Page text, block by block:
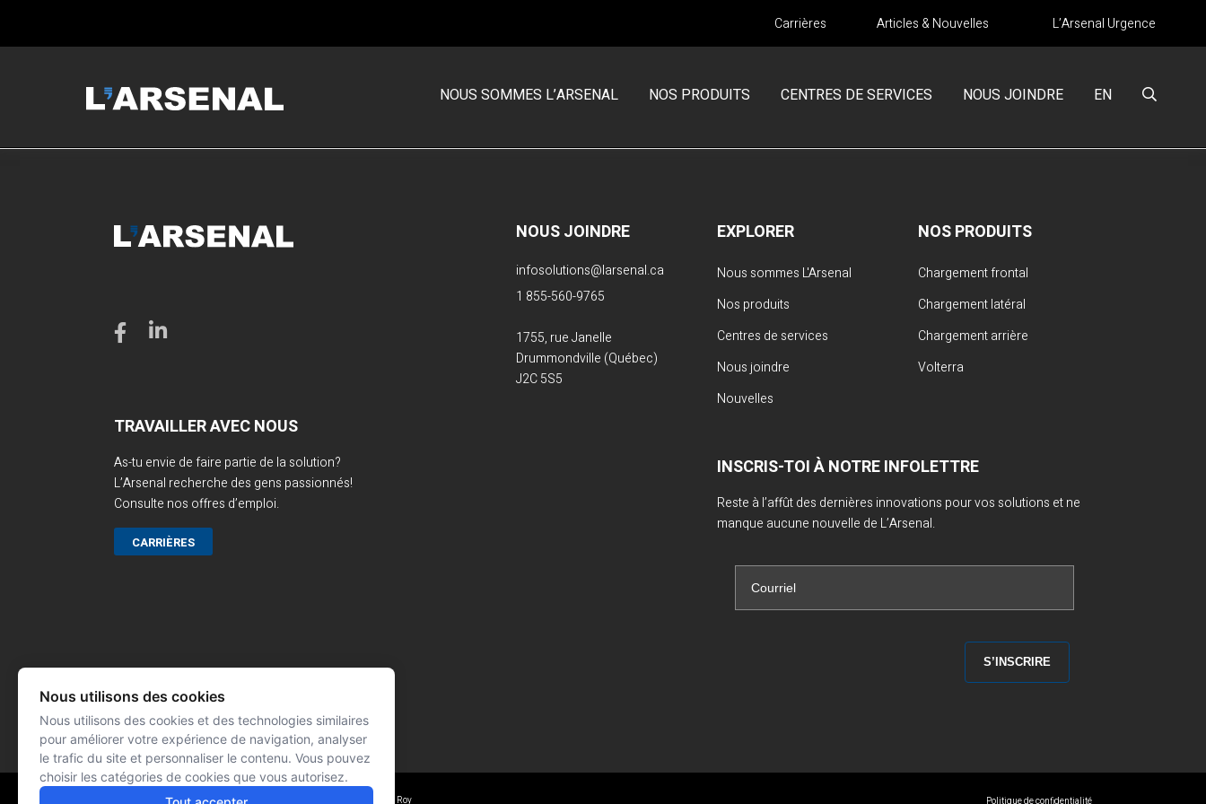
Carrières Articles & Nouvelles L’Arsenal Urgence
NOUS SOMMES L’ARSENAL NOS PRODUITS CENTRES DE SERVICES NOUS JOINDRE EN
Chargement latéral
Chargement arrière
Camions en inventaire neufs
SERVICE DES PIÈCES
TRAVAILLER AVEC NOUS
As-tu envie de faire partie de la solution?
L’Arsenal recherche des gens passionnés!
Consulte nos offres d’emploi.
CARRIÈRES
NOUS JOINDRE
infosolutions@larsenal.ca
1 855-560-9765
1755, rue Janelle
Drummondville (Québec)
J2C 5S5
EXPLORER
Nous sommes L'Arsenal
Nos produits
Centres de services
Nous joindre
Nouvelles
NOS PRODUITS
Chargement frontal
Chargement latéral
Chargement arrière
Volterra
INSCRIS-TOI À NOTRE INFOLETTRE
Reste à l’affût des dernières innovations pour vos solutions et ne
manque aucune nouvelle de L’Arsenal.
© L'ARSENAL 2023 Tous droits réservés Réalisation : Signé François Roy Politique de confidentialité
Nous utilisons des cookies
Nous utilisons des cookies et des technologies similaires
pour améliorer votre expérience de navigation, analyser
le trafic du site et personnaliser le contenu. Vous pouvez
choisir les catégories de cookies que vous autorisez.